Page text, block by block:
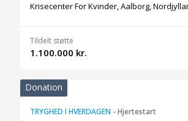
Krisecenter For Kvinder, Aalborg,
Tildelt støtte
1.100.000 kr.
Donation
TRYGHED I HVERDAGEN - Hjertestart